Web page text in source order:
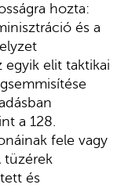
hozta:
és a
egyik elit taktikai
a 128.
fele vagy
tüzérek
és